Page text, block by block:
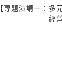
【專題演講一：
經